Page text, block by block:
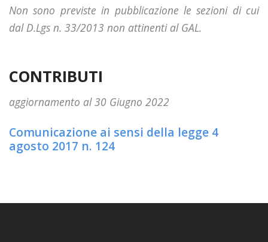
Non sono previste in pubblicazione le sezioni di cui
dal D.Lgs n. 33/2013 non attinenti al GAL.
CONTRIBUTI
aggiornamento al 30 Giugno 2022
Comunicazione ai sensi della legge 4
agosto 2017 n. 124